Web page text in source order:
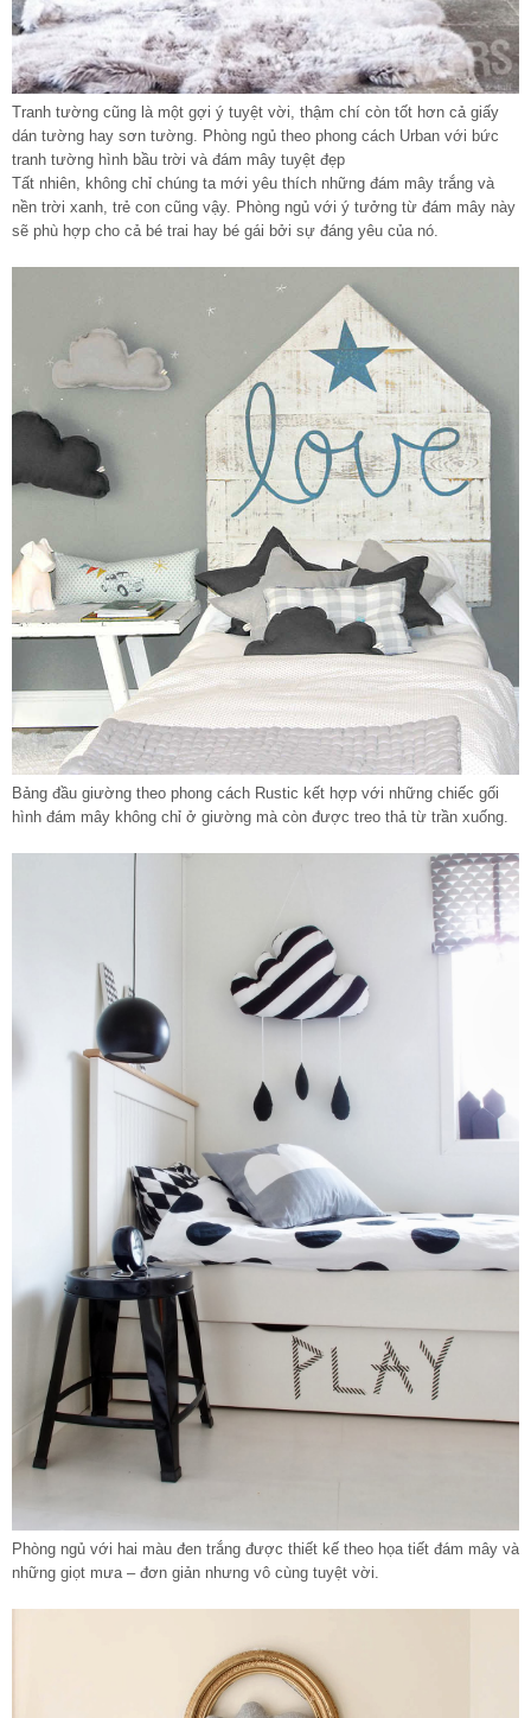
Tranh tường cũng là một gợi ý tuyệt vời, thậm chí còn tốt hơn cả giấy
dán tường hay sơn tường. Phòng ngủ theo phong cách Urban với bức
tranh tường hình bầu trời và đám mây tuyệt đẹp
Tất nhiên, không chỉ chúng ta mới yêu thích những đám mây trắng và
nền trời xanh, trẻ con cũng vậy. Phòng ngủ với ý tưởng từ đám mây này
sẽ phù hợp cho cả bé trai hay bé gái bởi sự đáng yêu của nó.
Bảng đầu giường theo phong cách Rustic kết hợp với những chiếc gối
hình đám mây không chỉ ở giường mà còn được treo thả từ trần xuống.
Phòng ngủ với hai màu đen trắng được thiết kế theo họa tiết đám mây và
những giọt mưa – đơn giản nhưng vô cùng tuyệt vời.